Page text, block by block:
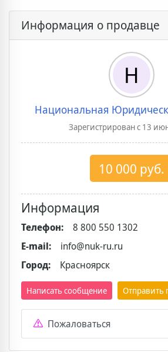
Информация о продавце
Н
Национальная
Зарегистрирован с 13
10 000 руб.
Информация
Телефон:
8 800 550 1302
E-mail:
info@nuk-ru.ru
Город:
Красноярск
Написать сообщение Отправить
Пожаловаться